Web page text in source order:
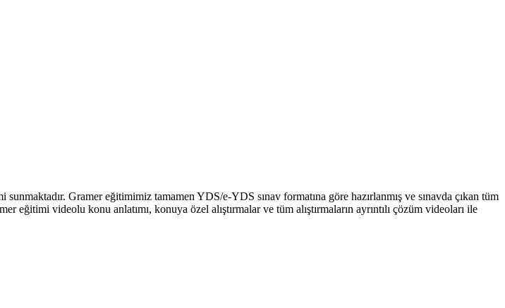
Gramer eğitimimiz tamamen YDS/e-YDS sınav formatına göre hazırlanmış ve sınavda çıkan tüm
eğitimi videolu konu anlatımı, konuya özel alıştırmalar ve tüm alıştırmaların ayrıntılı çözüm videoları ile